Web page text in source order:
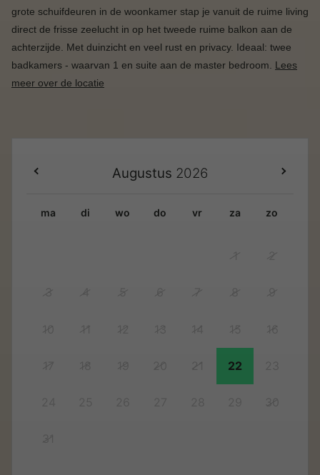
grote schuifdeuren in de woonkamer stap je vanuit de ruime living
direct de frisse zeelucht in op het tweede ruime balkon aan de
achterzijde. Met duinzicht en veel rust en privacy. Ideaal: twee
badkamers - waarvan 1 en suite aan de master bedroom. Lees
meer over de locatie
Augustus 2026
ma di wo do vr za zo
2
3 4 6 9
10 11 14
17 21 22
31